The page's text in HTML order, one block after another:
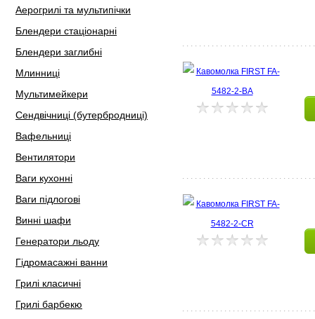
Аерогрилі та мультипічки
Блендери стаціонарні
Блендери заглибні
Млинниці
Мультимейкери
Сендвічниці (бутербродниці)
Вафельниці
Вентилятори
Ваги кухонні
Ваги підлогові
Винні шафи
Генератори льоду
Гідромасажні ванни
Грилі класичні
Грилі барбекю